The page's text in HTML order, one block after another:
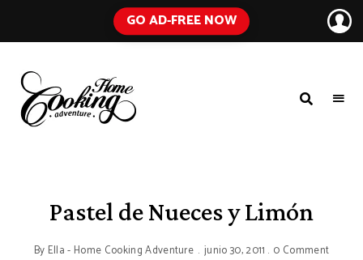
GO AD-FREE NOW
Everyday
IngredientsPastel de Nueces y Limón
By Ella - Home Cooking Adventure junio 30, 2011 0 Comment